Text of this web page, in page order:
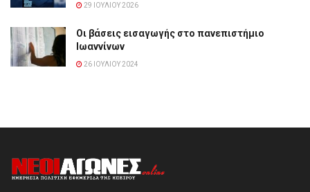
29 ΙΟΥΛΊΟΥ 2026
Οι βάσεις εισαγωγής στο πανεπιστήμιο
Ιωαννίνων
26 ΙΟΥΛΊΟΥ 2024